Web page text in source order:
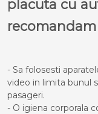
placuta cu
- Sa folosesti
video in limita bunul
pasageri.
- O igiena corporala